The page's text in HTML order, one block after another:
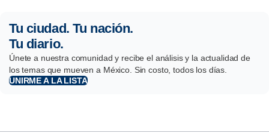
Tu ciudad. Tu nación.
Tu diario.
Únete a nuestra comunidad y recibe el análisis y la actualidad de
los temas que mueven a México. Sin costo, todos los días.
UNIRME A LA LISTA